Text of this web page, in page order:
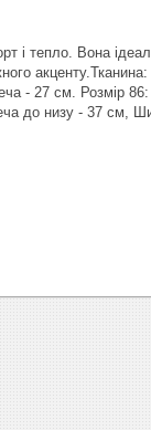
і тепло. Вона
- 27 см. Розмір
до низу - 37 см,